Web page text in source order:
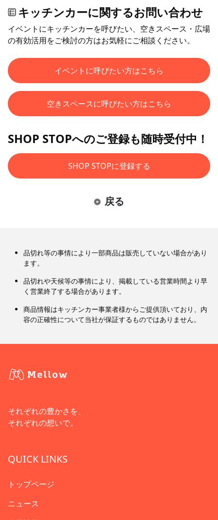
キッチンカーに関するお問い合わせ
イベントにキッチンカーを呼びたい、空きスペース・広場
の有効活用をご検討の方はお気軽にご相談ください。
イベントに呼びたい方はこちら
空きスペースに呼びたい方はこちら
SHOP STOPへのご登録も随時受付中！
SHOP STOPに登録する
戻る
品切れ等の事情により一部商品は販売していない場合があり
ます。
品切れや天候等の事情により、掲載している営業時間より早
く営業終了する場合があります。
商品情報はキッチンカー事業者様からご提供頂いており、内
容の正確性について当社が保証するものではありません。
それぞれの豊かさを、
それぞれの想いで。
QUICK LINKS
トップページ
ニュース